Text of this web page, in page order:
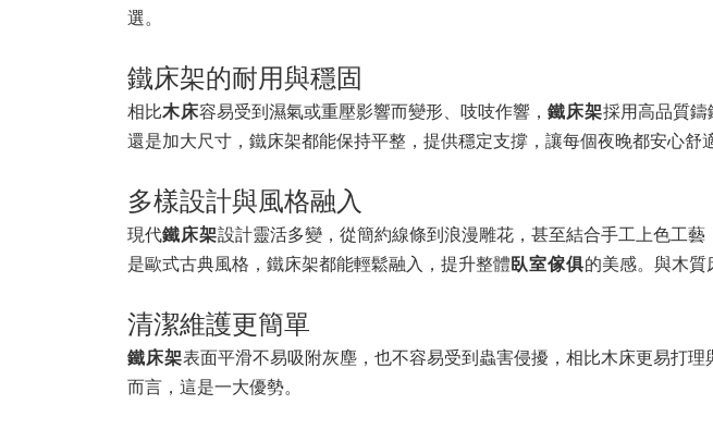
選。
鐵床架的耐用與穩固
相比木床容易受到濕氣或重壓影響而變形、吱吱作響， 鐵床架採用高品質
還是加大尺寸，鐵床架都能保持平整，提供穩定支撐，讓每個夜晚都安心舒適
多樣設計與風格融入
現代鐵床架設計靈活多變，從簡約線條到浪漫雕花，甚至結合手工上色工
是歐式古典風格，鐵床架都能輕鬆融入，提升整體臥室傢俱的美感。與木質
清潔維護更簡單
鐵床架表面平滑不易吸附灰塵，也不容易受到蟲害侵擾，相比木床更易打
而言，這是一大優勢。